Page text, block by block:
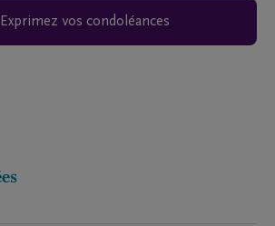
Exprimez vos condoléances